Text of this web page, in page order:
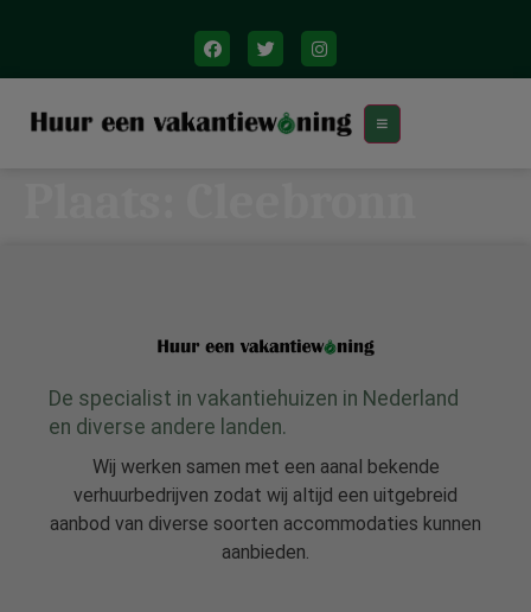
De specialist in vakantiehuizen in Nederland
en diverse andere landen.
Wij werken samen met een aanal bekende
verhuurbedrijven zodat wij altijd een uitgebreid
aanbod van diverse soorten accommodaties kunnen
aanbieden.